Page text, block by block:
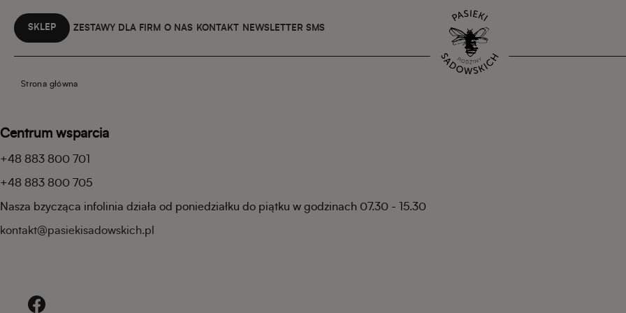
SKLEP ZESTAWY DLA FIRM O NAS KONTAKT NEWSLETTER SMS
Strona główna
Centrum wsparcia
+48 883 800 701
+48 883 800 705
Nasza bzycząca infolinia działa od poniedziałku do piątku w godzinach 07.30 - 15.30
kontakt@pasiekisadowskich.pl